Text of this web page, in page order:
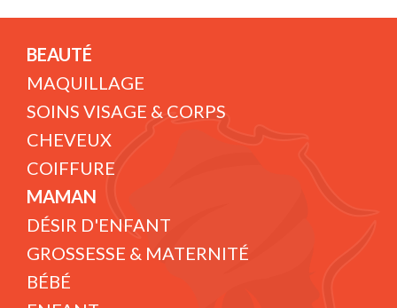
BEAUTÉ
MAQUILLAGE
SOINS VISAGE & CORPS
CHEVEUX
COIFFURE
MAMAN
DÉSIR D'ENFANT
GROSSESSE & MATERNITÉ
BÉBÉ